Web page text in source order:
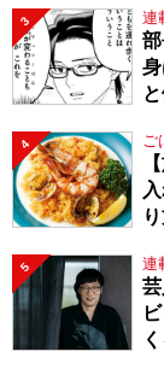
3 連
4 ご
5 連